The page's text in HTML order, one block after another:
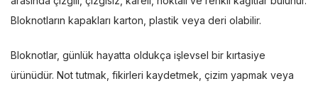
Bloknotların kapakları karton, plastik veya deri olabilir.
Bloknotlar, günlük hayatta oldukça işlevsel bir kırtasiye
ürünüdür. Not tutmak, fikirleri kaydetmek, çizim yapmak veya